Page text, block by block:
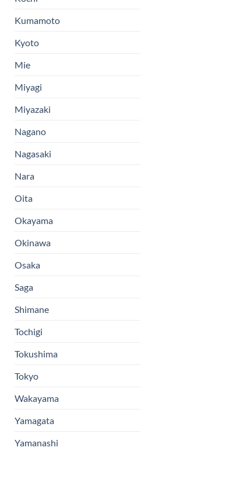
Kumamoto
Kyoto
Mie
Miyagi
Miyazaki
Nagano
Nagasaki
Nara
Oita
Okayama
Okinawa
Osaka
Saga
Shimane
Tochigi
Tokushima
Tokyo
Wakayama
Yamagata
Yamanashi